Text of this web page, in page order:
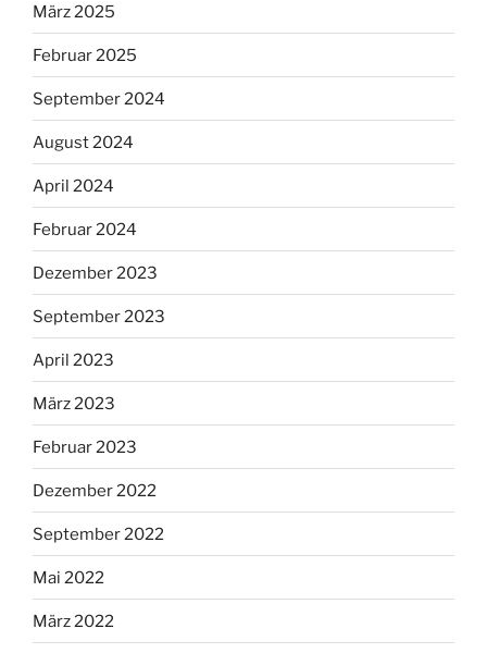
März 2025
Februar 2025
September 2024
August 2024
April 2024
Februar 2024
Dezember 2023
September 2023
April 2023
März 2023
Februar 2023
Dezember 2022
September 2022
Mai 2022
März 2022